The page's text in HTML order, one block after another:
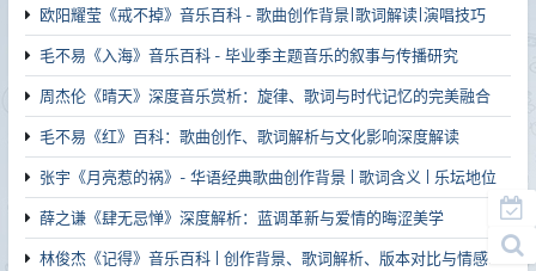
欧阳耀莹《戒不掉》音乐百科 - 歌曲创作背景|歌词解读|演唱技巧
毛不易《入海》音乐百科 - 毕业季主题音乐的叙事与传播研究
周杰伦《晴天》深度音乐赏析：旋律、歌词与时代记忆的完美融合
毛不易《红》百科：歌曲创作、歌词解析与文化影响深度解读
张宇《月亮惹的祸》- 华语经典歌曲创作背景 | 歌词含义 | 乐坛地位
薛之谦《肆无忌惮》深度解析：蓝调革新与爱情的晦涩美学
林俊杰《记得》音乐百科 | 创作背景、歌词解析、版本对比与情感共鸣